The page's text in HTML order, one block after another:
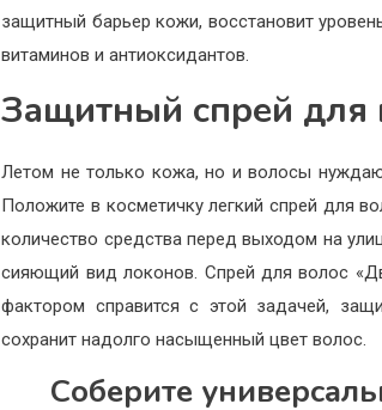
защитный барьер кожи, восстановит
витаминов и антиоксидантов.
Защитный спрей для
Летом не только кожа, но и волосы
Положите в косметичку легкий спрей для
количество средства перед выходом на
сияющий вид локонов. Спрей для волос
фактором справится с этой задачей,
сохранит надолго насыщенный цвет волос.
Соберите